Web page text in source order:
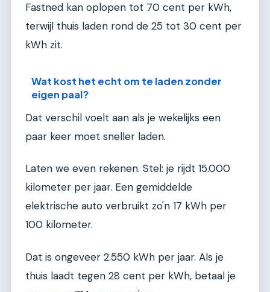
Fastned kan oplopen tot 70 cent per kWh,
terwijl thuis laden rond de 25 tot 30 cent per
kWh zit.
Wat kost het echt om te laden zonder
eigen paal?
Dat verschil voelt aan als je wekelijks een
paar keer moet sneller laden.
Laten we even rekenen. Stel: je rijdt 15.000
kilometer per jaar. Een gemiddelde
elektrische auto verbruikt zo'n 17 kWh per
100 kilometer.
Dat is ongeveer 2.550 kWh per jaar. Als je
thuis laadt tegen 28 cent per kWh, betaal je